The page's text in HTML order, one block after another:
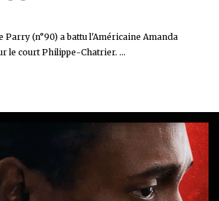
Parry (n°90) a battu l'Américaine Amanda
le court Philippe-Chatrier. ...